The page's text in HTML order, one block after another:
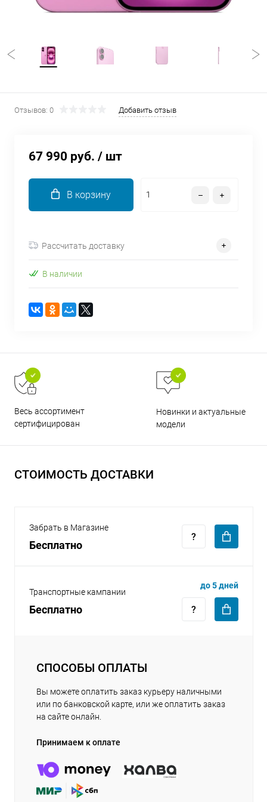
Отзывов: 0 Добавить отзыв
67 990 руб. / шт
В корзину
Рассчитать доставку
В наличии
Весь ассортимент
сертифицирован
Новинки и актуальные
модели
СТОИМОСТЬ ДОСТАВКИ
Забрать в Магазине
Бесплатно
Транспортные кампании
Бесплатно
до 5 дней
СПОСОБЫ ОПЛАТЫ
Вы можете оплатить заказ курьеру наличными
или по банковской карте, или же оплатить заказ
на сайте онлайн.
Принимаем к оплате
об оплате Плайтом
plait.ru